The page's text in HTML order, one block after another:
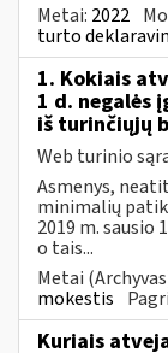
Metai: 2022
turto
1. Kokiais
1 d. negalės
iš turinčiųjų
Web turinio
Asmenys,
minimalių
2019 m. sausio
o tais...
Metai
mokestis
Kuriais